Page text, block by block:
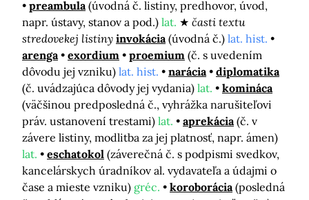
preambula (úvodná č. listiny, predhovor, úvod,
napr. ústavy, stanov a pod.) lat.
časti textu
stredovekej listiny invokácia (úvodná č.) lat. hist.
arenga
exordium proemium (č. s uvedením
dôvodu jej vzniku) lat. hist. narácia
diplomatika
(č. uvádzajúca dôvody jej vydania) lat.
komináca
(väčšinou predposledná č., vyhrážka narušiteľovi
práv. ustanovení trestami) lat. aprekácia (č. v
závere listiny, modlitba za jej platnosť, napr. ámen)
lat.
eschatokol (záverečná č. s podpismi svedkov,
kancelárskych úradníkov al. vydavateľa a údajmi o
čase a mieste vzniku) gréc. koroborácia (posledná